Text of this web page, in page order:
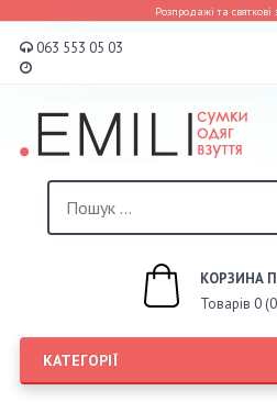
Розпродажі та
063 553 05 03
КОРЗИНА
Товарів 0
КАТЕГОРІЇ